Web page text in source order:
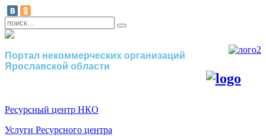
Портал некоммерческих организаций
Ярославской области
Ресурсный центр НКО
Услуги Ресурсного центра